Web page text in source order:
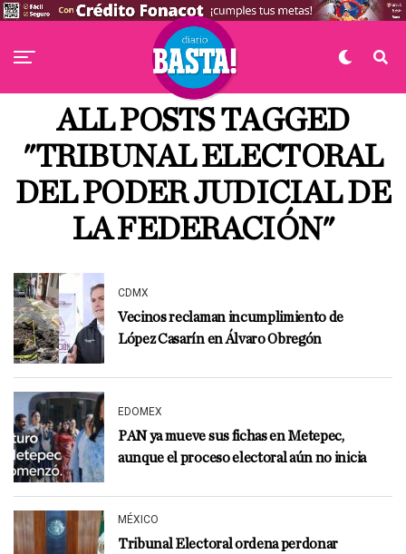
ALL POSTS TAGGED
"TRIBUNAL ELECTORAL
DEL PODER JUDICIAL DE
LA FEDERACIÓN"
CDMX
Vecinos reclaman incumplimiento de
López Casarín en Álvaro Obregón
EDOMEX
PAN ya mueve sus fichas en Metepec,
aunque el proceso electoral aún no inicia
MÉXICO
Tribunal Electoral ordena perdonar